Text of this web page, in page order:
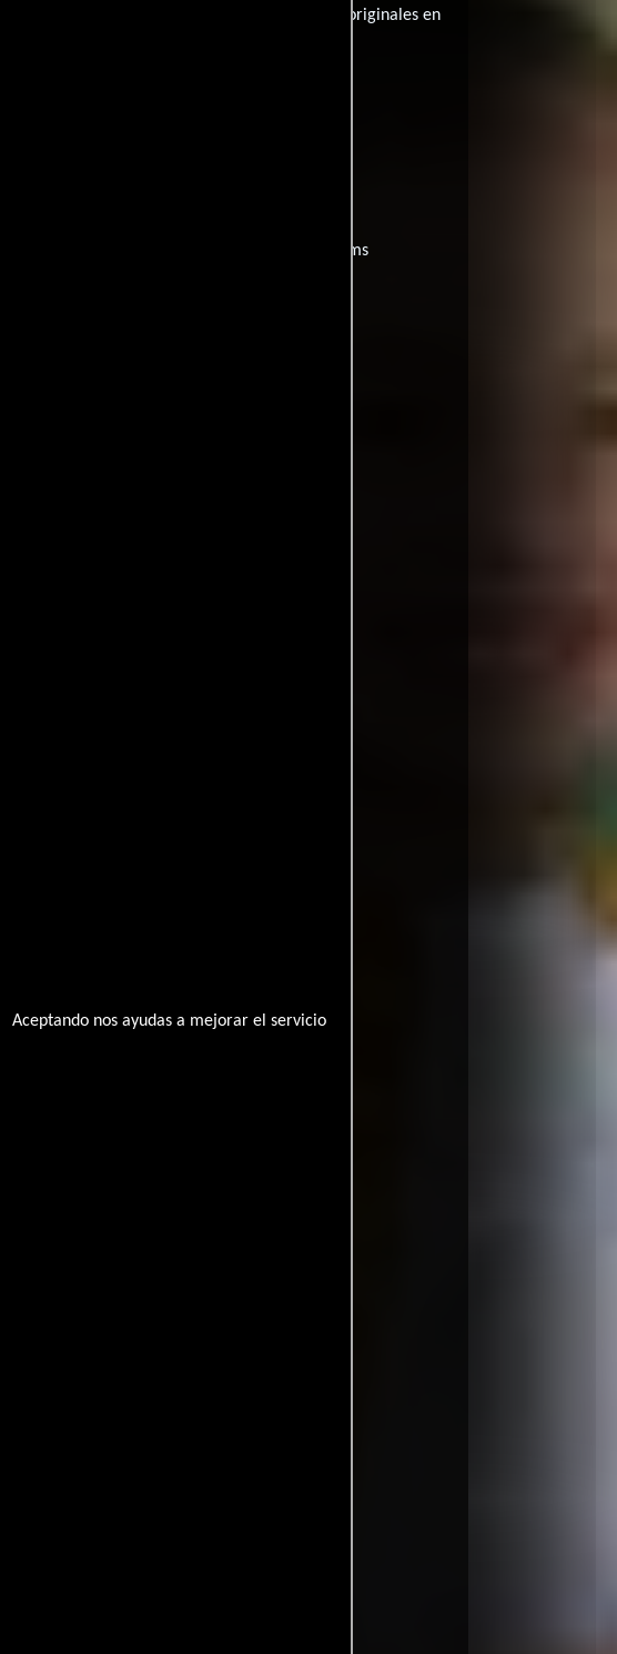
Aceptando nos ayudas a mejorar el servicio
39m (99 minutos), esta película tiene diálogos originales en
Jig?
nuestro catálogo de
y encuentra films
se encuentre disponible
el mundo: $363,320
Jig